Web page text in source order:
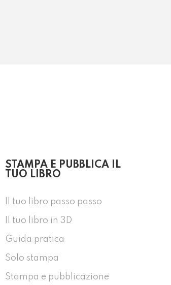
STAMPA E PUBBLICA IL
TUO LIBRO
Il tuo libro passo passo
Il tuo libro in 3D
Guida pratica
Solo stampa
Stampa e pubblicazione